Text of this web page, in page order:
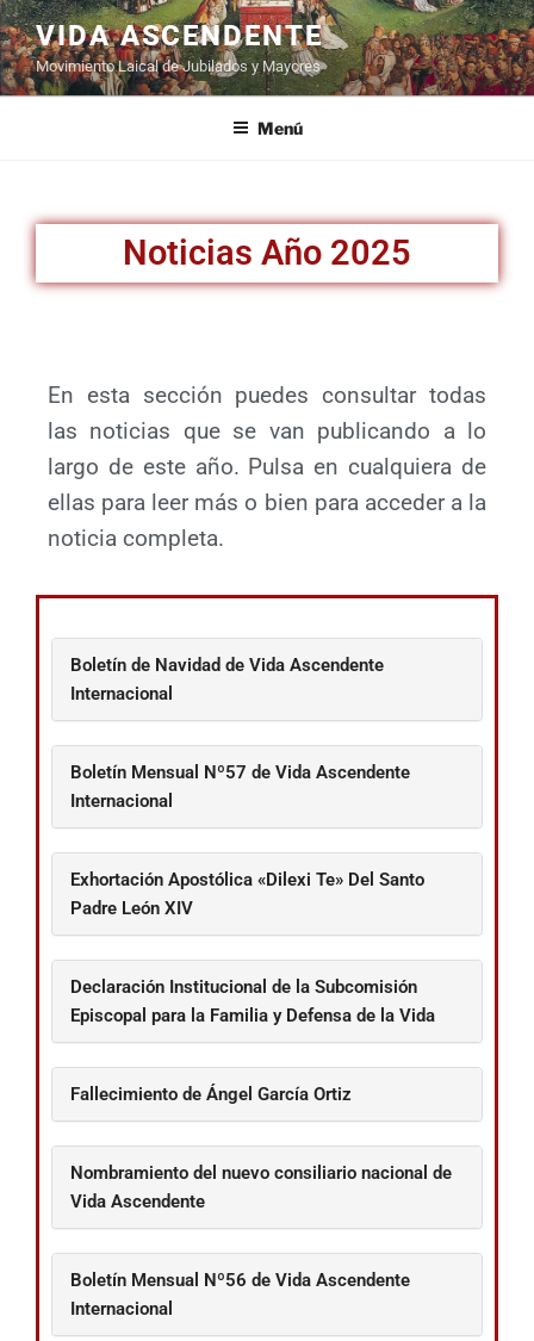
VIDA ASCENDENTE
Movimiento Laical de Jubilados y Mayores
Menú
Noticias Año 2025
En esta sección puedes consultar todas
las noticias que se van publicando a lo
largo de este año. Pulsa en cualquiera de
ellas para leer más o bien para acceder a la
noticia completa.
Boletín de Navidad de Vida Ascendente
Internacional
Boletín Mensual Nº57 de Vida Ascendente
Internacional
Exhortación Apostólica «Dilexi Te» Del Santo
Padre León XIV
Declaración Institucional de la Subcomisión
Episcopal para la Familia y Defensa de la Vida
Fallecimiento de Ángel García Ortiz
Nombramiento del nuevo consiliario nacional de
Vida Ascendente
Boletín Mensual Nº56 de Vida Ascendente
Internacional